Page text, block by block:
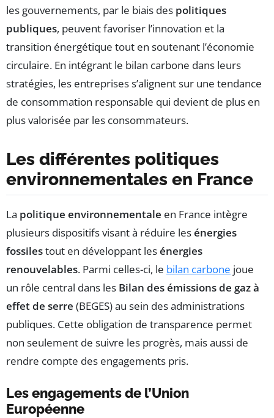
les gouvernements, par le biais des politiques
publiques, peuvent favoriser l’innovation et la
transition énergétique tout en soutenant l’économie
circulaire. En intégrant le bilan carbone dans leurs
stratégies, les entreprises s’alignent sur une tendance
de consommation responsable qui devient de plus en
plus valorisée par les consommateurs.
Les différentes politiques
environnementales en France
La politique environnementale en France intègre
plusieurs dispositifs visant à réduire lesénergies
fossilestout en développant lesénergies
renouvelables. Parmi celles-ci, le bilan carbone joue
un rôle central dans les Bilan des émissions de gaz à
effet de serre (BEGES) au sein des administrations
publiques. Cette obligation de transparence permet
non seulement de suivre les progrès, mais aussi de
rendre compte des engagements pris.
Les engagements de l’Union
Européenne